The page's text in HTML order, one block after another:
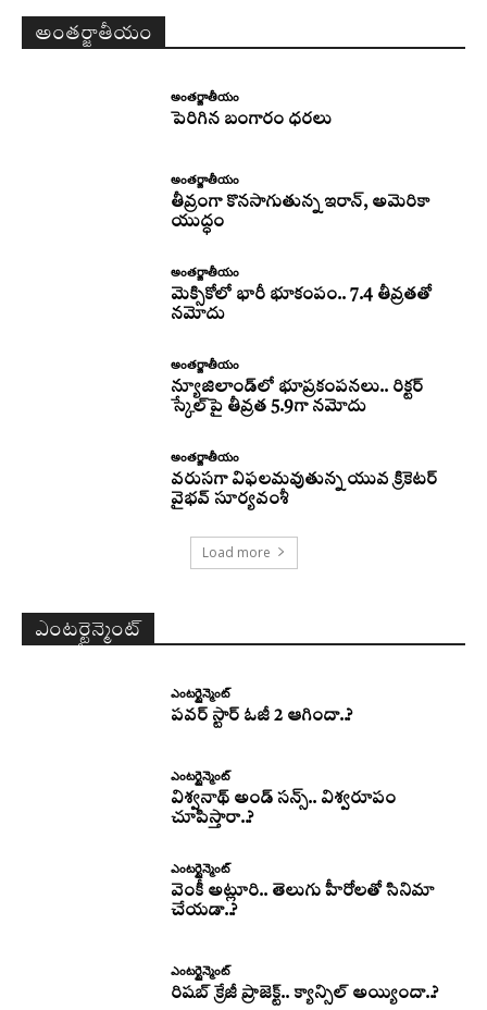
అంతర్జాతీయం
అంతర్జాతీయం
పెరిగిన బంగారం ధరలు
అంతర్జాతీయం
తీవ్రంగా కొనసాగుతున్న ఇరాన్‌, అమెరికా
యుద్ధం
అంతర్జాతీయం
మెక్సికోలో భారీ భూకంపం.. 7.4 తీవ్రతతో
నమోదు
అంతర్జాతీయం
న్యూజిలాండ్‌లో భూప్రకంపనలు.. రిక్టర్‌
స్కేల్‌పై తీవ్రత 5.9గా నమోదు
అంతర్జాతీయం
వరుసగా విఫలమవుతున్న యువ క్రికెటర్
వైభవ్ సూర్యవంశీ
Load more
ఎంటర్టైన్మెంట్
ఎంటర్టైన్మెంట్
పవర్ స్టార్ ఓజీ 2 ఆగిందా..?
ఎంటర్టైన్మెంట్
విశ్వనాథ్ అండ్ సన్స్.. విశ్వరూపం
చూపిస్తారా..?
ఎంటర్టైన్మెంట్
వెంకీ అట్లూరి.. తెలుగు హీరోలతో సినిమా
చేయడా..?
ఎంటర్టైన్మెంట్
రిషబ్ క్రేజీ ప్రాజెక్ట్.. క్యాన్సిల్ అయ్యిందా..?